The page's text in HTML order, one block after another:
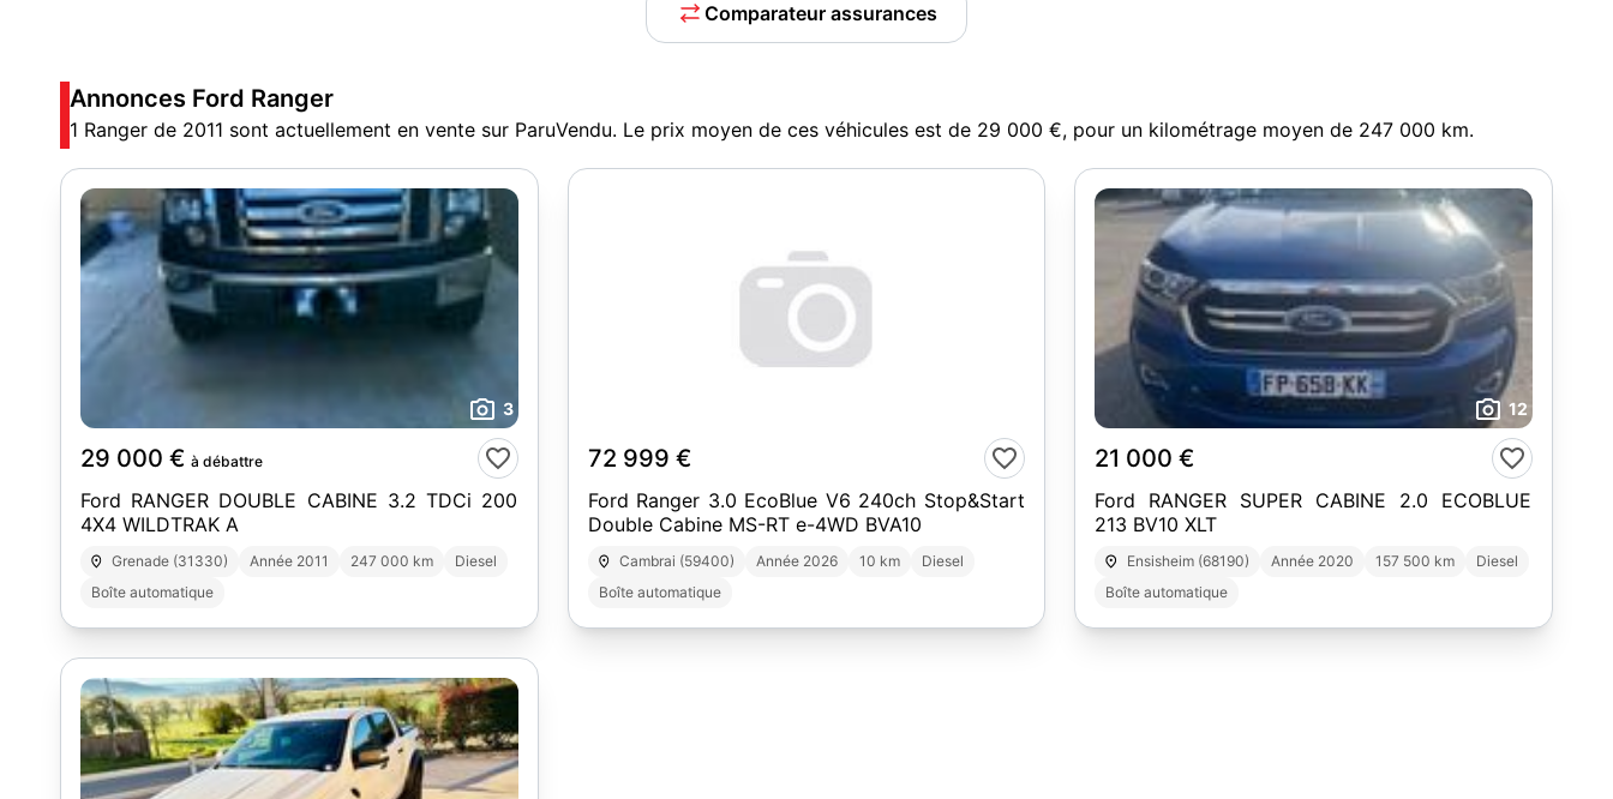
Comparateur assurances
Annonces Ford Ranger
1 Ranger de 2011 sont actuellement en vente sur ParuVendu. Le prix moyen de ces véhicules est de 29 000 €, pour un kilométrage moyen de 247 000 km.
3
29 000 € à débattre
Ford RANGER DOUBLE CABINE 3.2 TDCi 200
4X4 WILDTRAK A
Grenade (31330) Année 2011 247 000 km
Diesel
Boîte automatique
72 999 €
Ford Ranger 3.0 EcoBlue V6 240ch Stop&Start
Double Cabine MS-RT e-4WD BVA10
Cambrai (59400) Année 2026 10 km
Diesel
Boîte automatique
12
21 000 €
Ford RANGER SUPER CABINE 2.0 ECOBLUE
213 BV10 XLT
Ensisheim (68190) Année 2020 157 500 km
Diesel
Boîte automatique